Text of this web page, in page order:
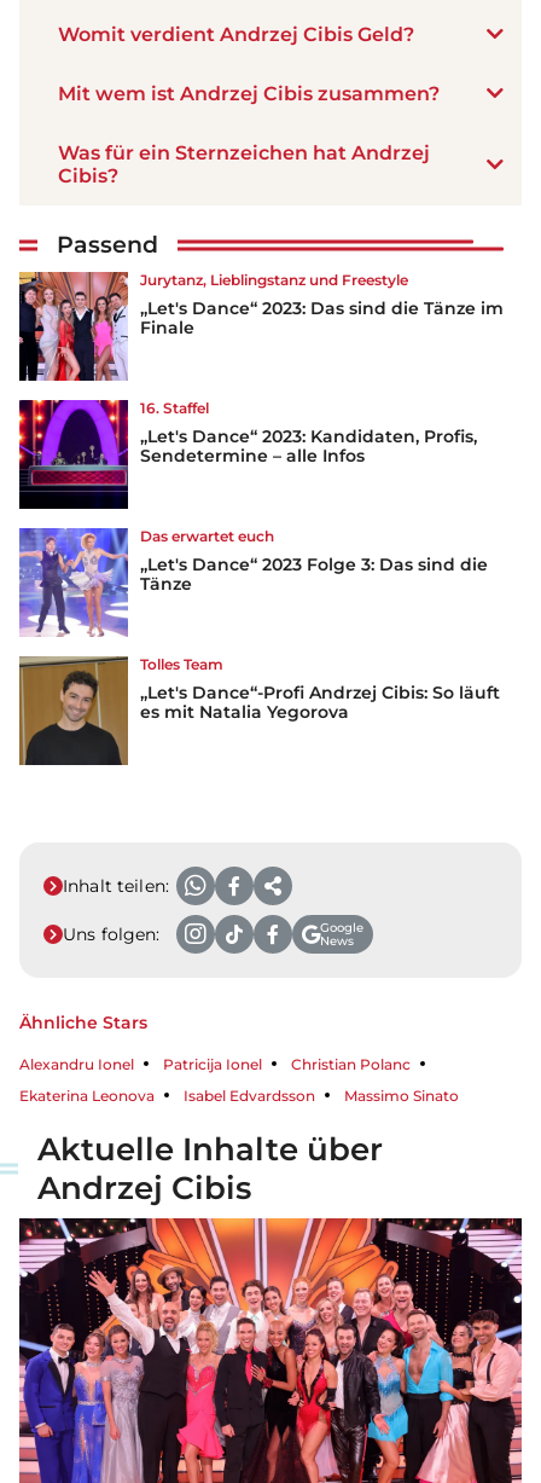
Womit verdient Andrzej Cibis Geld?
Mit wem ist Andrzej Cibis zusammen?
Was für ein Sternzeichen hat Andrzej
Cibis?
Passend
Jurytanz, Lieblingstanz und Freestyle
„Let's Dance“ 2023: Das sind die Tänze im
Finale
16. Staffel
„Let's Dance“ 2023: Kandidaten, Profis,
Sendetermine – alle Infos
Das erwartet euch
„Let's Dance“ 2023 Folge 3: Das sind die
Tänze
Tolles Team
„Let's Dance“-Profi Andrzej Cibis: So läuft
es mit Natalia Yegorova
Inhalt teilen:
Uns folgen:
Google
News
Ähnliche Stars
Alexandru Ionel Patricija Ionel
Christian Polanc
Ekaterina Leonova
Isabel Edvardsson Massimo Sinato
Aktuelle Inhalte über
Andrzej Cibis